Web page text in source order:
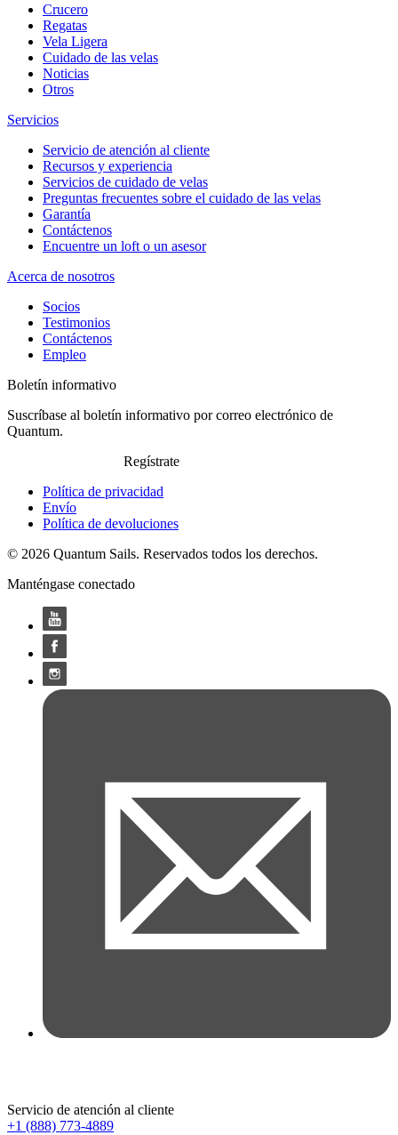
Crucero
Regatas
Vela Ligera
Cuidado de las velas
Noticias
Otros
Servicios
Servicio de atención al cliente
Recursos y experiencia
Servicios de cuidado de velas
Preguntas frecuentes sobre el cuidado de las velas
Garantía
Contáctenos
Encuentre un loft o un asesor
Acerca de nosotros
Socios
Testimonios
Contáctenos
Empleo
Boletín informativo
Suscríbase al boletín informativo por correo electrónico de
Quantum.
Regístrate
Política de privacidad
Envío
Política de devoluciones
© 2026 Quantum Sails. Reservados todos los derechos.
Manténgase conectado
Servicio de atención al cliente
+1 (888) 773-4889